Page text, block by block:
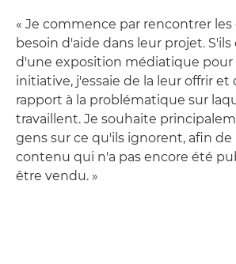
« Je commence par rencontrer
besoin d'aide dans leur projet.
d'une exposition médiatique
initiative, j'essaie de la leur offrir et
rapport à la problématique sur
travaillent. Je souhaite
gens sur ce qu'ils ignorent, afin
contenu qui n'a pas encore été
être vendu. »